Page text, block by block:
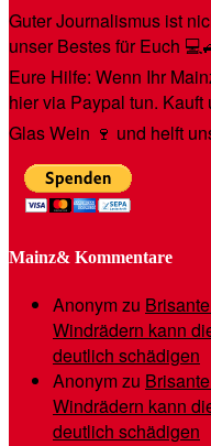
Guter Journalismus ist
unser Bestes für Euch
Eure Hilfe: Wenn Ihr
hier via Paypal tun.
Glas Wein 🍷 und helft
Mainz& Kommentare
Anonymzu
Windrädern kann
deutlich schädigen
Anonymzu
Windrädern kann
deutlich schädigen